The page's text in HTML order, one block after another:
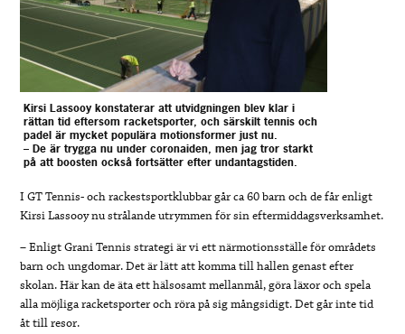
Kirsi Lassooy konstaterar att utvidgningen blev klar i
rättan tid eftersom racketsporter, och särskilt tennis och
padel är mycket populära motionsformer just nu.
– De är trygga nu under coronaiden, men jag tror starkt
på att boosten också fortsätter efter undantagstiden.
I GT Tennis- och rackestsportklubbar går ca 60 barn och de får enligt
Kirsi Lassooy nu strålande utrymmen för sin eftermiddagsverksamhet.
– Enligt Grani Tennis strategi är vi ett närmotionsställe för områdets
barn och ungdomar. Det är lätt att komma till hallen genast efter
skolan. Här kan de äta ett hälsosamt mellanmål, göra läxor och spela
alla möjliga racketsporter och röra på sig mångsidigt. Det går inte tid
åt till resor.